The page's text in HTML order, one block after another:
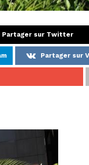
Partager sur Twitter
Partager sur